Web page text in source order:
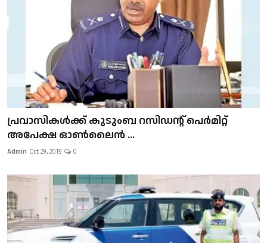
പ്രവാസികള്‍ക്ക് കുടുംബ റസിഡന്റ് പെർമിറ്റ്
അപേക്ഷ ഓൺലൈൻ ...
Admin Oct 29, 2019 0